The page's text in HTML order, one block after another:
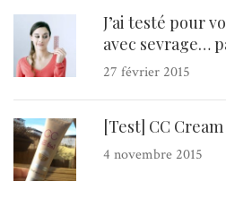
J’ai testé pour
avec sevrage…
27 février 2015
[Test] CC
4 novembre 2015